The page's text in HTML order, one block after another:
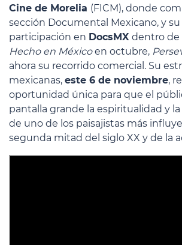
Cine de Morelia (FICM), donde
sección Documental Mexicano, y
participación en DocsMX dentro de
Hecho en Méxicoen octubre,
ahora su recorrido comercial. Su
mexicanas, este 6 de noviembre,
oportunidad única para que el
pantalla grande la espiritualidad y
de uno de los paisajistas más
segunda mitad del siglo XX y de la